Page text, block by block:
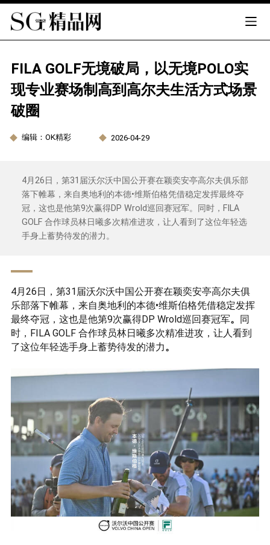
FILA GOLF无境破局，以无境POLO实
现专业赛场制高到高尔夫生活方式场景
破圈
编辑：OK精彩 2026-04-29
4月26日，第31届沃尔沃中国公开赛在颖奕安亭高尔夫俱乐部
落下帷幕，来自奥地利的本德•维斯伯格凭借稳定发挥最终夺
冠，这也是他第9次赢得DP Wrold巡回赛冠军。同时，FILA
GOLF 合作球员林日曦多次精准进攻，让人看到了这位年轻选
手身上蓄势待发的潜力。
4月26日，第31届沃尔沃中国公开赛在颖奕安亭高尔夫俱
乐部落下帷幕，来自奥地利的本德•维斯伯格凭借稳定发挥
最终夺冠，这也是他第9次赢得DP Wrold巡回赛冠军。 同
时，FILA GOLF 合作球员林日曦多次精准进攻，让人看到
了这位年轻选手身上蓄势待发的潜力。